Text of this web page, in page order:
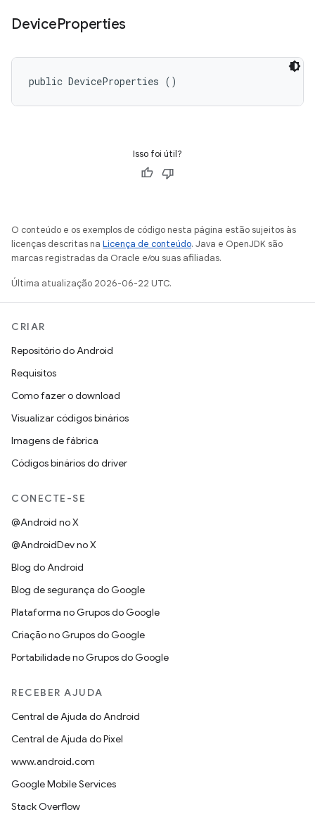
DeviceProperties
public DeviceProperties ()
Isso foi útil?
O conteúdo e os exemplos de código nesta página estão sujeitos às
licenças descritas na Licença de conteúdo. Java e OpenJDK são
marcas registradas da Oracle e/ou suas afiliadas.
Última atualização 2026-06-22 UTC.
CRIAR
Repositório do Android
Requisitos
Como fazer o download
Visualizar códigos binários
Imagens de fábrica
Códigos binários do driver
CONECTE-SE
@Android no X
@AndroidDev no X
Blog do Android
Blog de segurança do Google
Plataforma no Grupos do Google
Criação no Grupos do Google
Portabilidade no Grupos do Google
RECEBER AJUDA
Central de Ajuda do Android
Central de Ajuda do Pixel
www.android.com
Google Mobile Services
Stack Overflow